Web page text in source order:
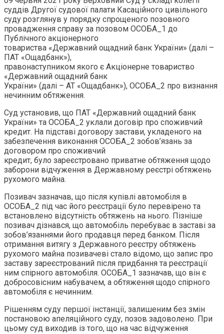
суддів Другої судової палати Касаційного цивільного
суду розглянув у порядку спрощеного позовного
провадження справу за позовом ОСОБА_1 до
Публічного акціонерного
товариства «Державний ощадний банк України» (далі –
ПАТ «Ощадбанк»),
правонаступником якого є Акціонерне товариство
«Державний ощадний банк
України» (далі – АТ «Ощадбанк»), ОСОБА_2 про визнання
нечинним обтяження.
Суд установив, що ПАТ «Державний ощадний банк
України» та ОСОБА_2 уклали договір про споживчий
кредит. На підставі договору застави, укладеного на
забезпечення виконання ОСОБА_2 зобов’язань за
договором про споживчий
кредит, було зареєстровано приватне обтяження щодо
заборони відчуження в Державному реєстрі обтяжень
рухомого майна.
Позивач зазначав, що після купівлі автомобіля в
ОСОБА_2 під час його реєстрації було перевірено та
встановлено відсутність обтяжень на нього. Пізніше
позивач дізнався, що автомобіль перебуває в заставі за
зобов’язаннями його продавця перед банком. Після
отримання витягу з Державного реєстру обтяжень
рухомого майна позивачеві стало відомо, що запис про
заставу зареєстрований після придбання та реєстрації
ним спірного автомобіля. ОСОБА_1 зазначав, що він є
добросовісним набувачем, а обтяження щодо спірного
автомобіля є нечинним.
Рішенням суду першої інстанції, залишеним без змін
постановою апеляційного суду, позов задоволено. При
цьому суд виходив із того, що на час відчуження